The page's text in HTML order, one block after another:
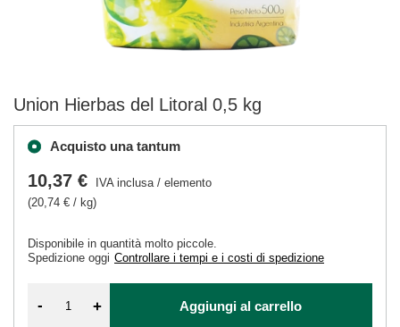
Union Hierbas del Litoral 0,5 kg
Acquisto una tantum
Disponibile in quantità molto piccole
Spedizione oggi Controllare i tempi e i costi di spedizione
10,37 € IVA inclusa/ elemento
(20,74 € / kg)
- + Aggiungi al carrello